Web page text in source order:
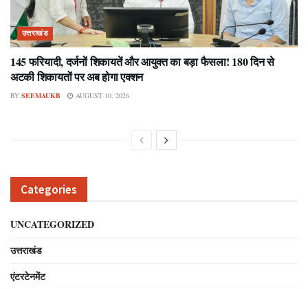
उत्तराखंड
145 फरियादी, दर्जनों शिकायतें और आयुक्त का बड़ा फैसला! 180 दिन से
अटकी शिकायतों पर अब होगा एक्शन
BY SEEMAUKB AUGUST 10, 2026
Categories
UNCATEGORIZED
उत्तराखंड
एंटरटेनमेंट